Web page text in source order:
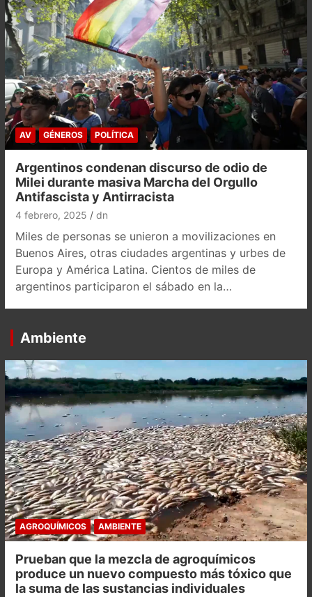
AV GÉNEROS POLÍTICA
Argentinos condenan discurso de odio de
Milei durante masiva Marcha del Orgullo
Antifascista y Antirracista
4 febrero, 2025 dn
Miles de personas se unieron a movilizaciones en
Buenos Aires, otras ciudades argentinas y urbes de
Europa y América Latina. Cientos de miles de
argentinos participaron el sábado en la…
Ambiente
AGROQUÍMICOS AMBIENTE
Prueban que la mezcla de agroquímicos
produce un nuevo compuesto más tóxico que
la suma de las sustancias individuales